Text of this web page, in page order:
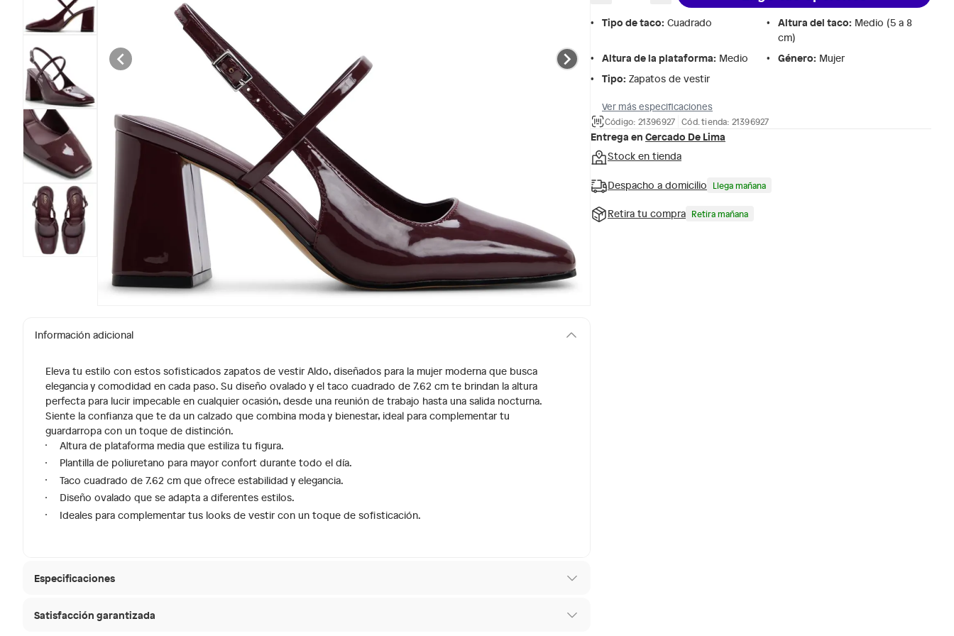
Información adicional
Eleva tu estilo con estos sofisticados zapatos de vestir Aldo, diseñados para la mujer moderna que busca
elegancia y comodidad en cada paso. Su diseño ovalado y el taco cuadrado de 7.62 cm te brindan la altura
perfecta para lucir impecable en cualquier ocasión, desde una reunión de trabajo hasta una salida nocturna.
Siente la confianza que te da un calzado que combina moda y bienestar, ideal para complementar tu
guardarropa con un toque de distinción.
Altura de plataforma media que estiliza tu figura.
Plantilla de poliuretano para mayor confort durante todo el día.
Taco cuadrado de 7.62 cm que ofrece estabilidad y elegancia.
Diseño ovalado que se adapta a diferentes estilos.
Ideales para complementar tus looks de vestir con un toque de sofisticación.
Especificaciones
Condicion del producto
Satisfacción garantizada
Tipo de taco: Cuadrado Altura del taco: Medio (5 a 8
cm)
Altura de la plataforma: Medio Género: Mujer
Tipo: Zapatos de vestir
Ver más especificaciones
Código: 21396927 Cód. tienda: 21396927
Entrega en Cercado De Lima
Stock en tienda
Despacho a domicilio Llega mañana
Retira tu compra Retira mañana